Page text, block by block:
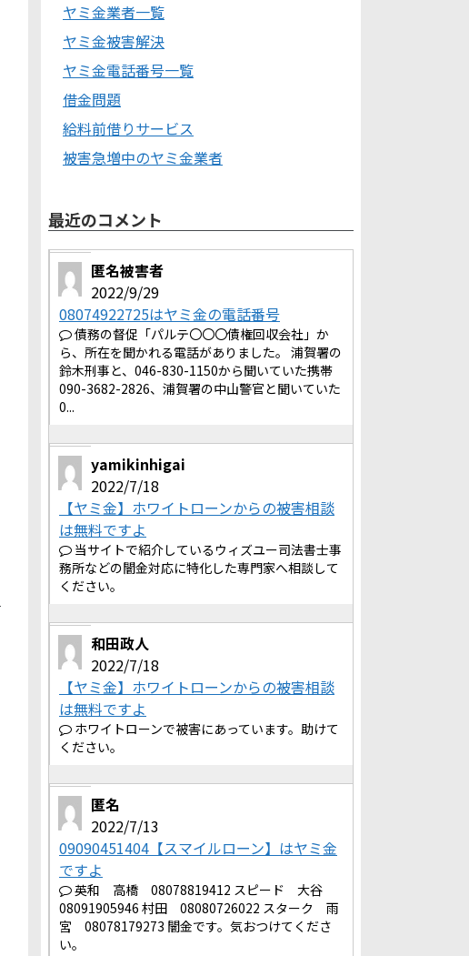
ヤミ金業者一覧
ヤミ金被害解決
ヤミ金電話番号一覧
借金問題
給料前借りサービス
被害急増中のヤミ金業者
最近のコメント
匿名被害者
2022/9/29
08074922725はヤミ金の電話番号
債務の督促「パルテ〇〇〇債権回収会社」か
ら、所在を聞かれる電話がありました。 浦賀署の
鈴木刑事と、046-830-1150から聞いていた携帯
090-3682-2826、浦賀署の中山警官と聞いていた
0...
yamikinhigai
2022/7/18
【ヤミ金】ホワイトローンからの被害相談
は無料ですよ
当サイトで紹介しているウィズユー司法書士事
務所などの闇金対応に特化した専門家へ相談して
ください。
和田政人
2022/7/18
【ヤミ金】ホワイトローンからの被害相談
は無料ですよ
ホワイトローンで被害にあっています。助けて
ください。
匿名
2022/7/13
09090451404【スマイルローン】はヤミ金
ですよ
英和 高橋 08078819412 スピード 大谷
08091905946 村田 08080726022 スターク 雨
宮 08078179273 闇金です。気おつけてくださ
い。